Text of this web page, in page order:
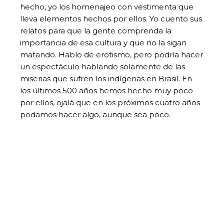
hecho, yo los homenajeo con vestimenta que
lleva elementos hechos por ellos. Yo cuento sus
relatos para que la gente comprenda la
importancia de esa cultura y que no la sigan
matando. Hablo de erotismo, pero podría hacer
un espectáculo hablando solamente de las
miserias que sufren los indígenas en Brasil. En
los últimos 500 años hemos hecho muy poco
por ellos, ojalá que en los próximos cuatro años
podamos hacer algo, aunque sea poco.